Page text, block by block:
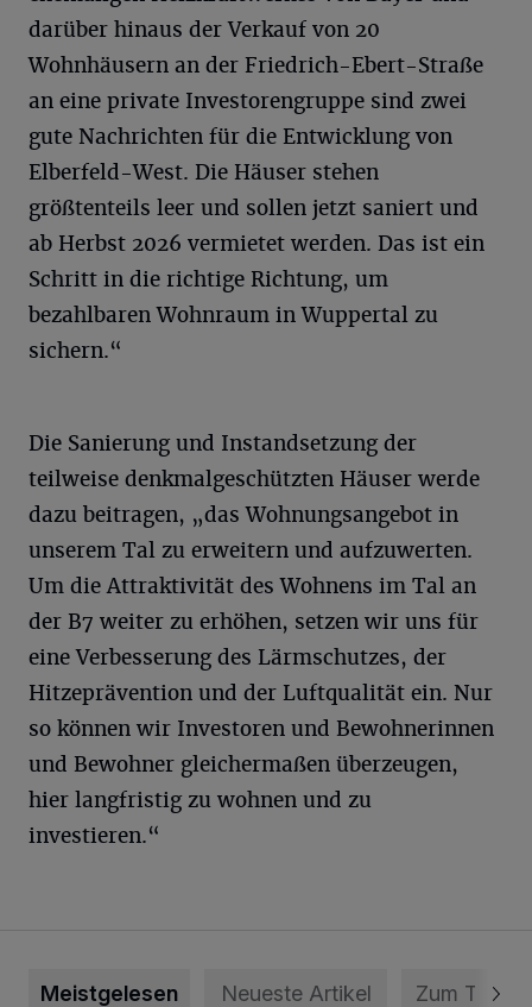
darüber hinaus der Verkauf von 20
Wohnhäusern an der Friedrich-Ebert-Straße
an eine private Investorengruppe sind zwei
gute Nachrichten für die Entwicklung von
Elberfeld-West. Die Häuser stehen
größtenteils leer und sollen jetzt saniert und
ab Herbst 2026 vermietet werden. Das ist ein
Schritt in die richtige Richtung, um
bezahlbaren Wohnraum in Wuppertal zu
sichern.“
Die Sanierung und Instandsetzung der
teilweise denkmalgeschützten Häuser werde
dazu beitragen, „das Wohnungsangebot in
unserem Tal zu erweitern und aufzuwerten.
Um die Attraktivität des Wohnens im Tal an
der B7 weiter zu erhöhen, setzen wir uns für
eine Verbesserung des Lärmschutzes, der
Hitzeprävention und der Luftqualität ein. Nur
so können wir Investoren und Bewohnerinnen
und Bewohner gleichermaßen überzeugen,
hier langfristig zu wohnen und zu
investieren.“
Meistgelesen Neueste Artikel Zum Thema